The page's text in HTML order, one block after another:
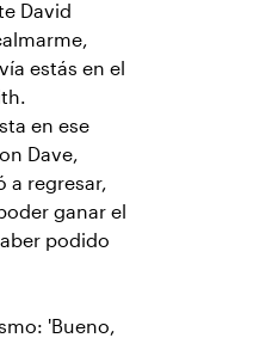
David
estás en el
en ese
Dave,
a regresar,
ganar el
podido
'Bueno,